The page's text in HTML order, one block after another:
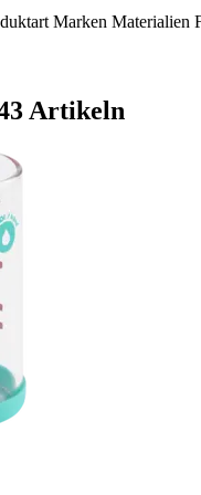
Marken Materialien
Artikeln